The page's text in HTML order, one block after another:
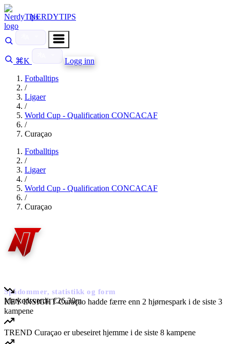
NERDYTIPS
⌘K
Logg inn
Fotballtips
/
Ligaer
/
World Cup - Qualification CONCACAF
/
Curaçao
Fotballtips
/
Ligaer
/
World Cup - Qualification CONCACAF
/
Curaçao
Spådommer, statistikk og form
Markedsverdi:€26.30m
KEY INSIGHT Curaçao hadde færre enn 2 hjørnespark i de siste 3
kampene
TREND Curaçao er ubeseiret hjemme i de siste 8 kampene